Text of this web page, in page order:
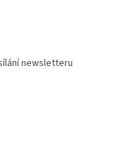
newsletteru